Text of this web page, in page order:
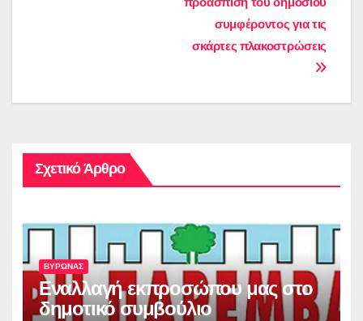
συμφέροντος για τις
σκάρτες πλακοστρώσεις
Σχετικό Άρθρο
ΒΥΡΩΝΑΣ
Εναλλαγή εκπροσώπου μας στο
δημοτικό συμβούλιο